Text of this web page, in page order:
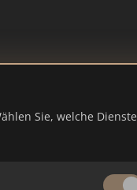
Sie, welche Dienste